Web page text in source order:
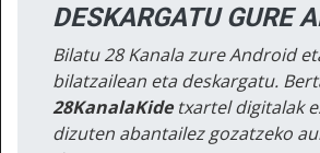
DESKARGATU GURE
Bilatu 28 Kanala zure Android
bilatzailean eta deskargatu.
28KanalaKidetxartel digitalak
dizuten abantailez gozatzeko